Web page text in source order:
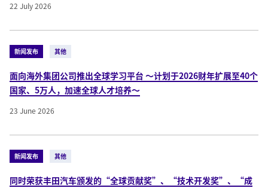
22 July 2026
新闻发布 其他
面向海外集团公司推出全球学习平台 ～计划于2026财年扩展至40个
国家、5万人，加速全球人才培养～
23 June 2026
新闻发布 其他
同时荣获丰田汽车颁发的“全球贡献奖”、“技术开发奖”、“成